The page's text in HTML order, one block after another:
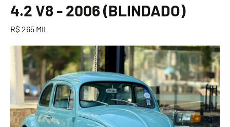
4.2 V8 - 2006 (BLINDADO)
R$ 265 MIL